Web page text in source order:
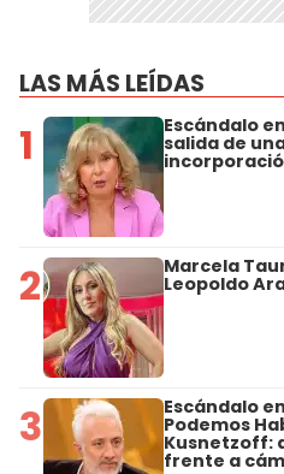
LAS MÁS LEÍDAS
1 Escándalo
salida de
2 Marcela
Leopoldo
3 Escándalo
Podemos
Kusnetzoff:
frente a